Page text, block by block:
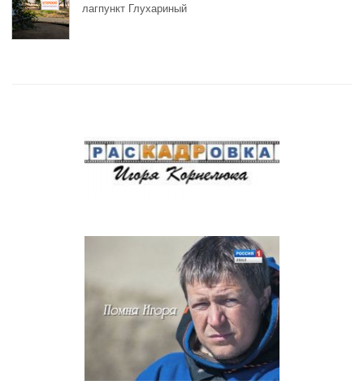
лагпункт Глухариный